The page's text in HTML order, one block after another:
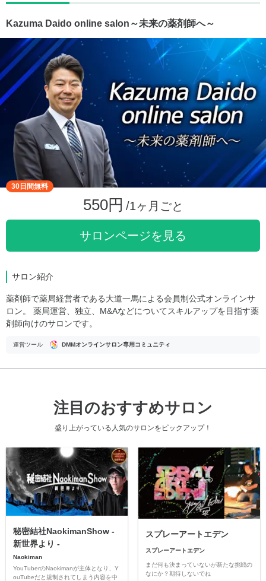
Kazuma Daido online salon～未来の薬剤師へ～
30日間無料
550円 /1ヶ月ごと
サロンページを見る
サロン紹介
薬剤師で薬局経営者である大道一馬による会員制公式オンラインサ
ロン。 薬局運営、独立、M&Aなどについてスキルアップを目指す薬
剤師向けのサロンです。
運営ツール DMMオンラインサロン専用コミュニティ
注目のおすすめサロン
盛り上がっている人気のサロンをピックアップ！
秘密結社NaokimanShow -
新世界より -
Naokiman
YouTuberのNaokimanが主体となり、Y
ouTubeだと規制されてしまう内容を中
スプレーアートエデン
スプレーアートエデン
まだ何も決まっていないが新たな挑戦の
なにか？期待しないでね